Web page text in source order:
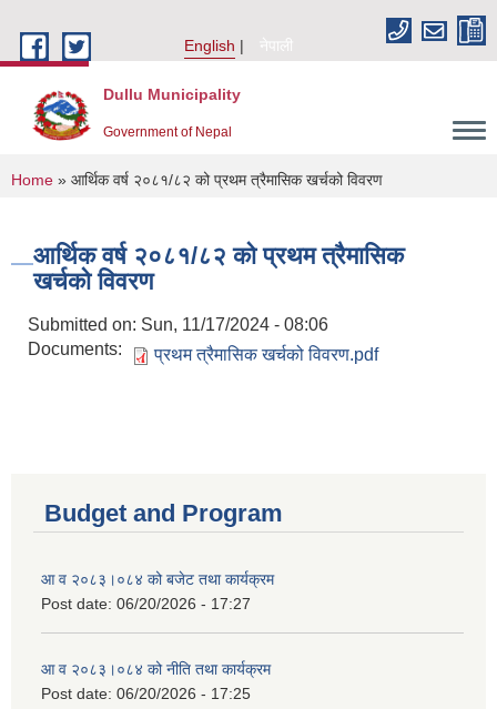
English
नेपाली
Dullu Municipality
Government of Nepal
You are here
Home » आर्थिक वर्ष २०८१/८२ को प्रथम त्रैमासिक खर्चको विवरण
आर्थिक वर्ष २०८१/८२ को प्रथम त्रैमासिक
खर्चको विवरण
Submitted on: Sun, 11/17/2024 - 08:06
Documents:
प्रथम त्रैमासिक खर्चको विवरण.pdf
Budget and Program
आ व २०८३।०८४ को बजेट तथा कार्यक्रम
Post date: 06/20/2026 - 17:27
आ व २०८३।०८४ को नीति तथा कार्यक्रम
Post date: 06/20/2026 - 17:25